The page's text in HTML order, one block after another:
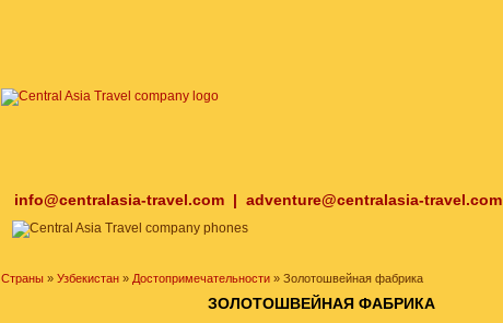
info@centralasia-travel.com | adventure@centralasia-travel.com
Страны » Узбекистан » Достопримечательности » Золотошвейная фабрика
ЗОЛОТОШВЕЙНАЯ ФАБРИКА